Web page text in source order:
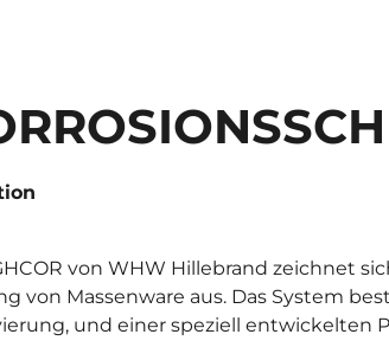
von WHW Hillebrand zeichnet
von Massenware aus. Das System
und einer speziell